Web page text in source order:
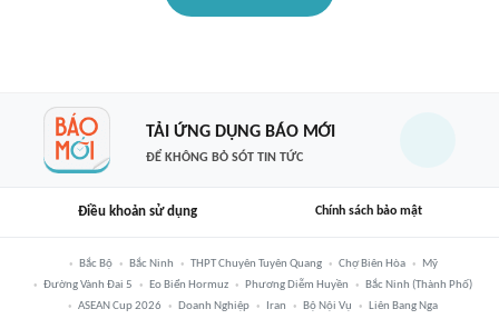
TẢI ỨNG DỤNG BÁO MỚI
ĐỂ KHÔNG BỎ SÓT TIN TỨC
Điều khoản sử dụng Chính sách bảo mật
Bắc Bộ Bắc Ninh THPT Chuyên Tuyên Quang Chợ Biên Hòa
Mỹ
Đường Vành Đai 5
Eo Biển Hormuz Phương Diễm Huyền
Bắc Ninh (thành Phố)
ASEAN Cup 2026
Doanh Nghiệp Iran Bộ Nội Vụ Liên Bang Nga